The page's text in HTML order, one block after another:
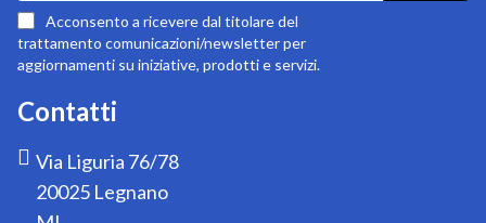
Contatti
Via Liguria 76/78
20025 Legnano
nostra
newsletter:
Acconsento a ricevere dal titolare del
trattamento comunicazioni/newsletter per
aggiornamenti su iniziative, prodotti e servizi.